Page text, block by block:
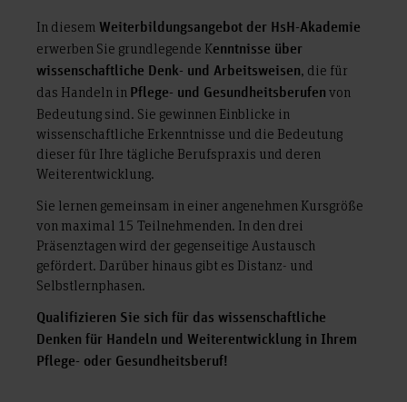
In diesem Weiterbildungsangebot der HsH-Akademie
erwerben Sie grundlegende Kenntnisse über
wissenschaftliche Denk- und Arbeitsweisen, die für
das Handeln in Pflege- und Gesundheitsberufen von
Bedeutung sind. Sie gewinnen Einblicke in
wissenschaftliche Erkenntnisse und die Bedeutung
dieser für Ihre tägliche Berufspraxis und deren
Weiterentwicklung.
Sie lernen gemeinsam in einer angenehmen Kursgröße
von maximal 15 Teilnehmenden. In den drei
Präsenztagen wird der gegenseitige Austausch
gefördert. Darüber hinaus gibt es Distanz- und
Selbstlernphasen.
Qualifizieren Sie sich für das wissenschaftliche
Denken für Handeln und Weiterentwicklung in Ihrem
Pflege- oder Gesundheitsberuf!